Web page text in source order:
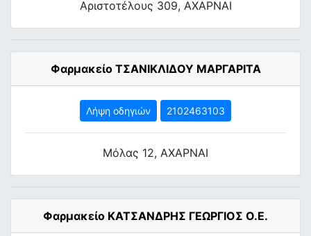
Αριστοτέλους 309, ΑΧΑΡΝΑΙ
Φαρμακείο ΤΣΑΝΙΚΛΙΔΟΥ ΜΑΡΓΑΡΙΤΑ
Λήψη οδηγιών 2102463103
Μόλας 12, ΑΧΑΡΝΑΙ
Φαρμακείο ΚΑΤΣΑΝΔΡΗΣ ΓΕΩΡΓΙΟΣ Ο.Ε.